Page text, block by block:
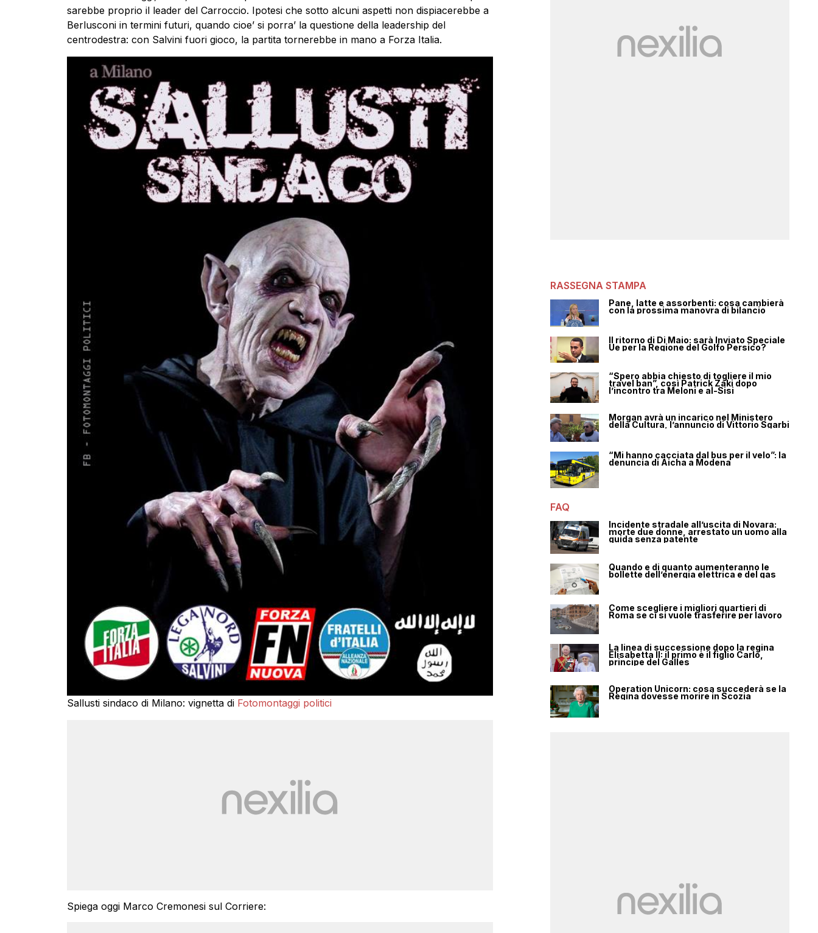
sarebbe proprio il leader del Carroccio. Ipotesi che sotto alcuni aspetti non dispiacerebbe a
Berlusconi in termini futuri, quando cioe’ si porra’ la questione della leadership del
centrodestra: con Salvini fuori gioco, la partita tornerebbe in mano a Forza Italia.
Sallusti sindaco di Milano: vignetta di Fotomontaggi politici
Spiega oggi Marco Cremonesi sul Corriere:
RASSEGNA STAMPA
Pane, latte e assorbenti: cosa cambierà
con la prossima manovra di bilancio
Il ritorno di Di Maio: sarà Inviato Speciale
Ue per la Regione del Golfo Persico?
“Spero abbia chiesto di togliere il mio
travel ban”, così Patrick Zaki dopo
l’incontro tra Meloni e al-Sisi
Morgan avrà un incarico nel Ministero
della Cultura, l’annuncio di Vittorio Sgarbi
“Mi hanno cacciata dal bus per il velo”: la
denuncia di Aicha a Modena
FAQ
Incidente stradale all’uscita di Novara:
morte due donne, arrestato un uomo alla
guida senza patente
Quando e di quanto aumenteranno le
bollette dell’energia elettrica e del gas
Come scegliere i migliori quartieri di
Roma se ci si vuole trasferire per lavoro
La linea di successione dopo la regina
Elisabetta II: il primo è il figlio Carlo,
principe del Galles
Operation Unicorn: cosa succederà se la
Regina dovesse morire in Scozia